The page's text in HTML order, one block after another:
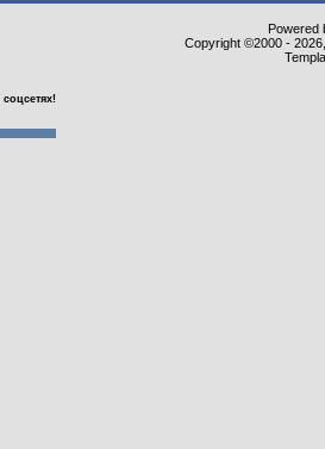
Powered
Copyright ©2000 -